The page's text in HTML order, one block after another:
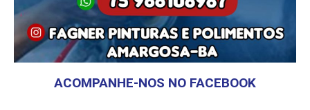
ACOMPANHE-NOS NO FACEBOOK